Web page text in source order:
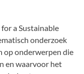
a Sustainable
onderzoek
op onderwerpen die
en waarvoor het